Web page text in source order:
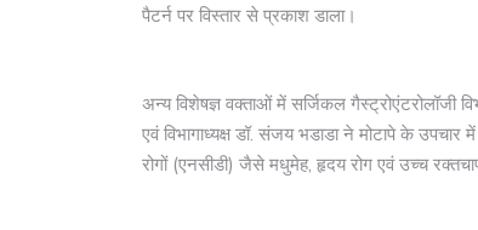
पैटर्न पर विस्तार से प्रकाश डाला।
अन्य विशेषज्ञ वक्ताओं में सर्जिकल गैस्ट्रोएंटरोलॉजी
एवं विभागाध्यक्ष डॉ. संजय भडाडा ने मोटापे के
रोगों (एनसीडी) जैसे मधुमेह, हृदय रोग एवं उच्च